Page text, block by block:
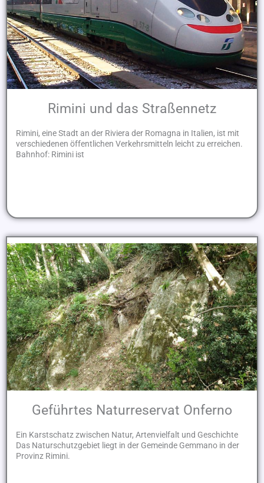
Rimini und das Straßennetz
Rimini, eine Stadt an der Riviera der Romagna in Italien, ist mit
verschiedenen öffentlichen Verkehrsmitteln leicht zu erreichen.
Bahnhof: Rimini ist
Geführtes Naturreservat Onferno
Ein Karstschatz zwischen Natur, Artenvielfalt und Geschichte
Das Naturschutzgebiet liegt in der Gemeinde Gemmano in der
Provinz Rimini.